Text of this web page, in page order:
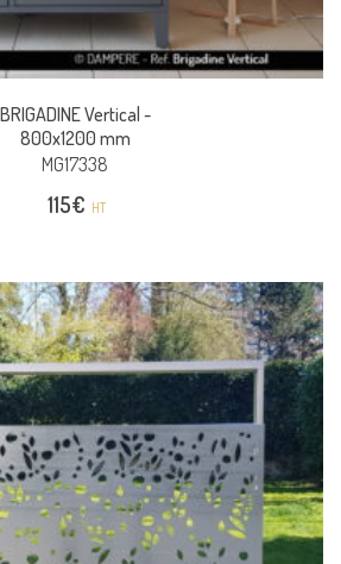
BRIGADINE Vertical -
800x1200 mm
MG17338
115€ HT